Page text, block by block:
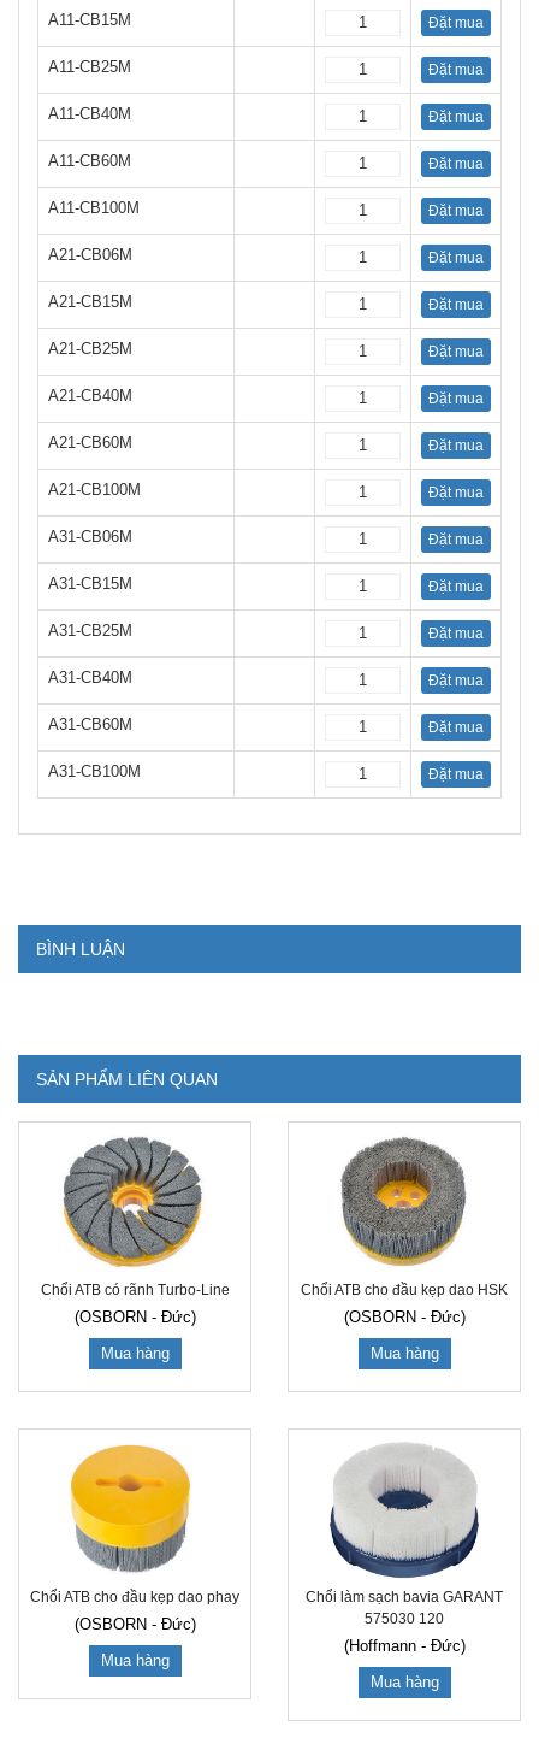
A11-CB15M Đặt mua
A11-CB25M Đặt mua
A11-CB40M Đặt mua
A11-CB60M Đặt mua
A11-CB100M Đặt mua
A21-CB06M Đặt mua
A21-CB15M Đặt mua
A21-CB25M Đặt mua
A21-CB40M Đặt mua
A21-CB60M Đặt mua
A21-CB100M Đặt mua
A31-CB06M Đặt mua
A31-CB15M Đặt mua
A31-CB25M Đặt mua
A31-CB40M Đặt mua
A31-CB60M Đặt mua
A31-CB100M Đặt mua
BÌNH LUẬN
SẢN PHẨM LIÊN QUAN
Chổi ATB có rãnh Turbo-Line
(OSBORN - Đức)
Mua hàng
Chổi ATB cho đầu kẹp dao HSK
(OSBORN - Đức)
Mua hàng
Chổi ATB cho đầu kẹp dao phay
(OSBORN - Đức)
Mua hàng
Chổi làm sạch bavia GARANT
575030 120
(Hoffmann - Đức)
Mua hàng